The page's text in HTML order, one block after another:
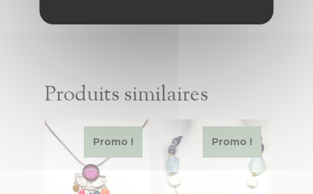
Produits similaires
Promo ! Promo !